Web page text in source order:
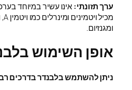
ערך תזונתי:אינו עשיר במיוחד
ומגנזיום.
אופן השימוש
ניתן להשתמש בלבנדר בדרכים